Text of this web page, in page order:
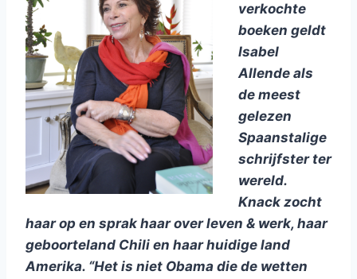
verkochte
boeken geldt
Isabel
Allende als
de meest
gelezen
Spaanstalige
schrijfster ter
wereld.
Knack zocht
haar op en sprak haar over leven & werk, haar
geboorteland Chili en haar huidige land
Amerika. “Het is niet Obama die de wetten